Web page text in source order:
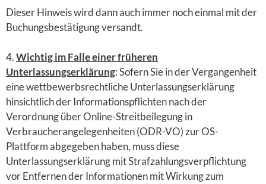
Dieser Hinweis wird dann auch immer noch einmal mit der
Buchungsbestätigung versandt.
4.Wichtig im Falle einer früheren
Unterlassungserklärung: Sofern Sie in der Vergangenheit
eine wettbewerbsrechtliche Unterlassungserklärung
hinsichtlich der Informationspflichten nach der
Verordnung über Online-Streitbeilegung in
Verbraucherangelegenheiten (ODR-VO) zur OS-
Plattform abgegeben haben, muss diese
Unterlassungserklärung mit Strafzahlungsverpflichtung
vor Entfernen der Informationen mit Wirkung zum